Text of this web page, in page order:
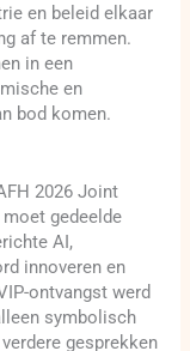
en beleid elkaar
af te remmen.
in een
en
bod komen.
2026 Joint
gedeelde
AI,
innoveren en
ontvangst werd
symbolisch
gesprekken